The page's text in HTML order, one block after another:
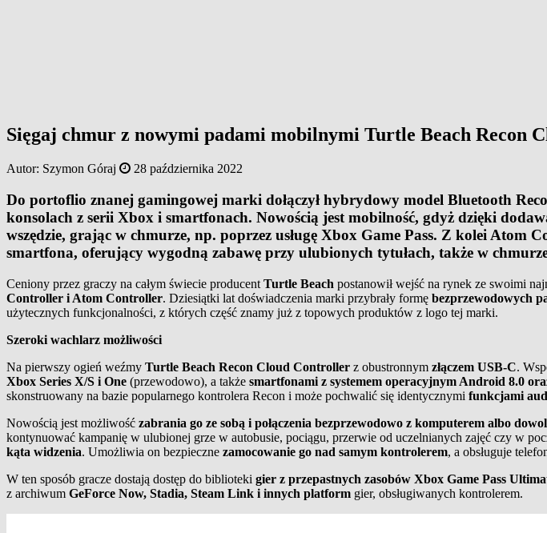
Sięgaj chmur z nowymi padami mobilnymi Turtle Beach Recon
Autor: Szymon Góraj 28 października 2022
Do portoflio znanej gamingowej marki dołączył hybrydowy model Bluetooth
konsolach z serii Xbox i smartfonach. Nowością jest mobilność, gdyż dzięki
wszędzie, grając w chmurze, np. poprzez usługę Xbox Game Pass. Z kolei
smartfona, oferujący wygodną zabawę przy ulubionych tytułach, także w
Ceniony przez graczy na całym świecie producent Turtle Beach postanowił wejść na rynek ze swoimi
Controller i Atom Controller. Dziesiątki lat doświadczenia marki przybrały formę bezprzewodowych
użytecznych funkcjonalności, z których część znamy już z topowych produktów z logo tej marki.
Szeroki wachlarz możliwości
Na pierwszy ogień weźmy Turtle Beach Recon Cloud Controller z obustronnym złączem USB-C.
Xbox Series X/S i One (przewodowo), a także smartfonami z systemem operacyjnym Android 8.0
skonstruowany na bazie popularnego kontrolera Recon i może pochwalić się identycznymi funkcjami
Nowością jest możliwość zabrania go ze sobą i połączenia bezprzewodowo z komputerem albo
kontynuować kampanię w ulubionej grze w autobusie, pociągu, przerwie od uczelnianych zajęć czy w
kąta widzenia. Umożliwia on bezpieczne zamocowanie go nad samym kontrolerem, a obsługuje
W ten sposób gracze dostają dostęp do biblioteki gier z przepastnych zasobów Xbox Game Pass
z archiwum GeForce Now, Stadia, Steam Link i innych platform gier, obsługiwanych kontrolerem.